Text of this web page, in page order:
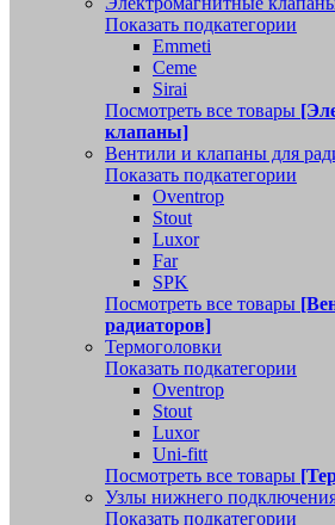
Показать подкатегории
Emmeti
Ceme
Sirai
Посмотреть все товары
клапаны]
Вентили и клапаны для
Показать подкатегории
Oventrop
Stout
Luxor
Far
SPK
Посмотреть все товары
радиаторов]
Термоголовки
Показать подкатегории
Oventrop
Stout
Luxor
Uni-fitt
Посмотреть все товары
Узлы нижнего
Показать подкатегории